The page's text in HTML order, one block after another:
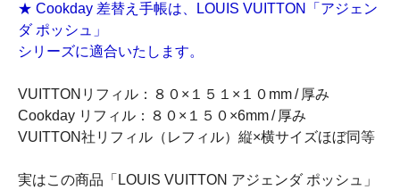
★ Cookday 差替え手帳は、LOUIS VUITTON「アジェン
ダ ポッシュ」
シリーズに適合いたします。
VUITTONリフィル：８０×１５１×１０mm / 厚み
Cookday リフィル：８０×１５０×6mm / 厚み
VUITTON社リフィル（レフィル）縦×横サイズほぼ同等
実はこの商品「LOUIS VUITTON アジェンダ ポッシュ」